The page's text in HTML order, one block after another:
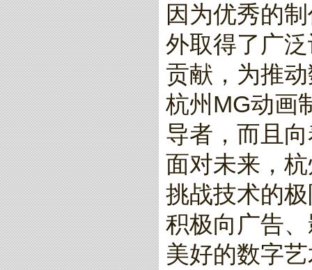
因为优秀的
外取得了广
贡献，为推
杭州MG动画
导者，而且
面对未来，
挑战技术的
积极向广告
美好的数字